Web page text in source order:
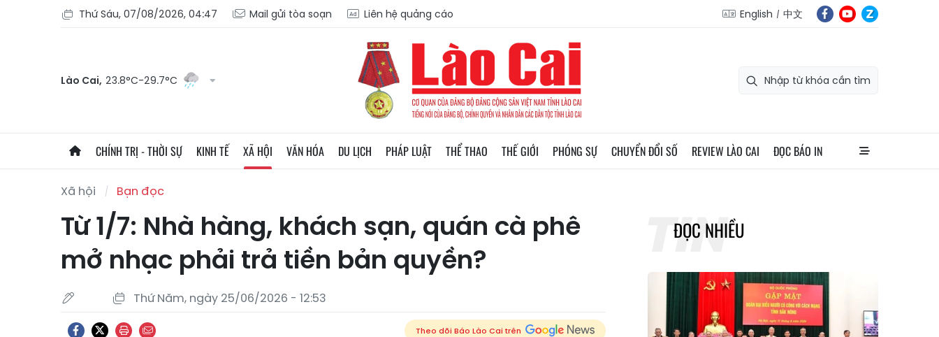
Thứ Sáu, 07/08/2026, 04:47 Mail gửi tòa soạn Liên hệ quảng cáo English 中文
Lào Cai, 23.8°C-29.7°C
CHÍNH TRỊ - THỜI SỰ KINH TẾ XÃ HỘI VĂN HÓA DU LỊCH PHÁP LUẬT THỂ THAO THẾ GIỚI PHÓNG SỰ CHUYỂN ĐỔI SỐ REVIEW LÀO CAI ĐỌC BÁO IN
Xã hội Bạn đọc
Từ 1/7: Nhà hàng, khách sạn, quán cà phê
mở nhạc phải trả tiền bản quyền?
Thứ Năm, ngày 25/06/2026 - 12:53
Theo dõi Báo Lào Cai trên
ĐỌC NHIỀU